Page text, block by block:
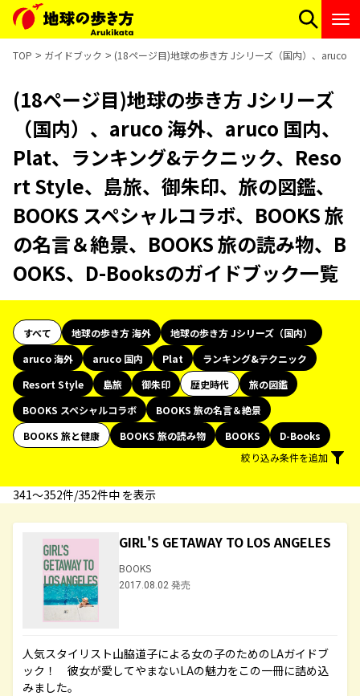
TOP ガイドブック (18ページ目)地球の歩き方 Jシリーズ（国内）、aruco
(18ページ目)地球の歩き方 Jシリーズ
（国内）、aruco 海外、aruco 国内、
Plat、ランキング&テクニック、Reso
rt Style、島旅、御朱印、旅の図鑑、
BOOKS スペシャルコラボ、BOOKS 旅
の名言＆絶景、BOOKS 旅の読み物、B
OOKS、D-Booksのガイドブック一覧
すべて 地球の歩き方 海外
地球の歩き方 Jシリーズ（国内）
aruco 海外
aruco 国内 Plat
ランキング&テクニック
Resort Style
島旅 御朱印 歴史時代
旅の図鑑
BOOKS スペシャルコラボ
BOOKS 旅の名言＆絶景
BOOKS 旅と健康
BOOKS 旅の読み物 BOOKS
D-Books
絞り込み条件を追加
341〜352件/352件中 を表示
GIRL'S GETAWAY TO LOS ANGELES
BOOKS
2017.08.02 発売
人気スタイリスト山脇道子による女の子のためのLAガイドブ
ック！ 彼女が愛してやまないLAの魅力をこの一冊に詰め込
みました。